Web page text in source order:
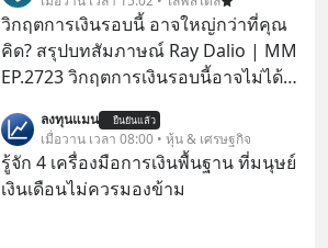
ในใจเพื่อความสุขที่ยั่งยืนได้อย่างไร?
ติดตามได้ในพอดแคสต์ 5M EP. นี้
#goodtime #5minutespodcast
#missiontothemoonpodcast
ยังเดินหน้าลงทุน AI อย่างต่อเนื่อง ซึ่ง
ต้องการโครงสร้างพื้นฐานด้าน AI
จำนวนมาก ตั้งแต่เมโมรีชิป เก็บข้อมูล
วิกฤตการเงินรอบนี้ อาจใหญ่กว่าที่คุณ
คิด? สรุปบทสัมภาษณ์ Ray Dalio | MM
EP.2723 วิกฤตการเงินรอบนี้อาจไม่ได้
Dalio ชายผู้เคยทำนายวิกฤตเศรษฐกิจ
มาแล้วหลายต่อหลายครั้ง ออกมาส่ง
สัญญาณเตือนระเบิดเวลาลูกใหม่ที่
ลงทุนแมน ยืนยันแล้ว
เมื่อวาน เวลา 08:00 • หุ้น & เศรษฐกิจ
รู้จัก 4 เครื่องมือการเงินพื้นฐาน ที่มนุษย์
เงินเดือนไม่ควรมองข้าม